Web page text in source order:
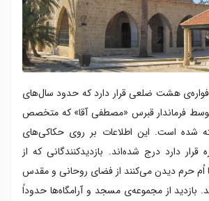
هشت ضلعی قرار دارد که حدود سال‌های
میلادی توسط فرماندار قبرس «مصطفی آقا» که متخصص
شده است. این اطلاعات بر روی حکاکی‌های
دارد درج شده‌اند. بازدیدکنندگانی که از
اُم حرم دیدن می‌کنند از فضای روحانی و مقدس
بازدید از مجموعه‌ی مسجد و آرامگاه‌ها حدوداً